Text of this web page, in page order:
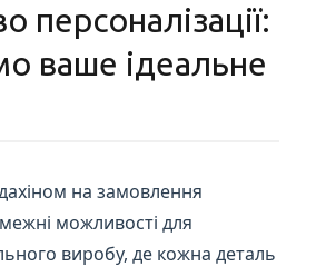
персоналізації:
ваше ідеальне
на замовлення
можливості для
виробу, де кожна деталь